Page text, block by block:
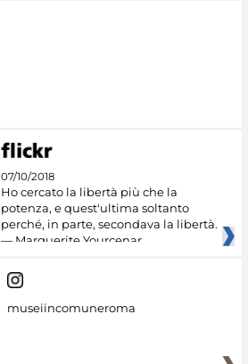
07/10/2018
Ho cercato la libertà più che la
potenza, e quest'ultima soltanto
perché, in parte, secondava la libertà.
— Marguerite Yourcenar
museiincomuneroma